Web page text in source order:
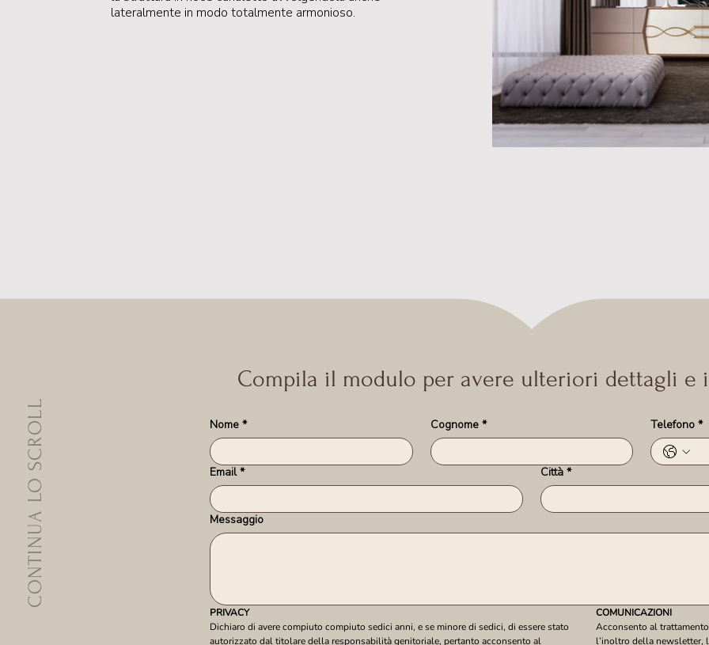
lateralmente in modo totalmente armonioso.
CONTINUA LO SCROLL
Compila il modulo per avere ulteriori dettagli e
Nome * Cognome * Telefono *
Email * Città *
Messaggio
PRIVACY
Dichiaro di avere compiuto compiuto sedici anni, e se minore di sedici, di essere stato
autorizzato dal titolare della responsabilità genitoriale, pertanto acconsento al
COMUNICAZIONI
Acconsento al
l’inoltro della newsletter,